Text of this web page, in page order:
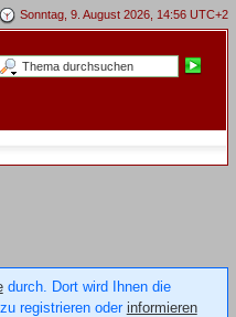
Sonntag, 9. August 2026, 14:56 UTC+2
durch. Dort wird Ihnen die
registrieren oder informieren